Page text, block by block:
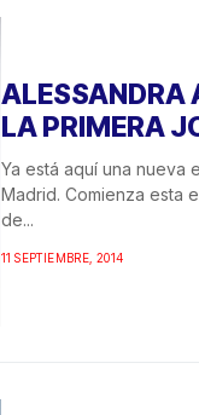
ALESSANDRA
LA PRIMERA
Ya está aquí una nueva
Madrid. Comienza esta
de...
11 SEPTIEMBRE, 2014